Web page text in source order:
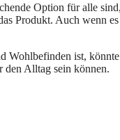
Option für alle
Produkt. Auch wenn
Wohlbefinden ist,
den Alltag sein können.